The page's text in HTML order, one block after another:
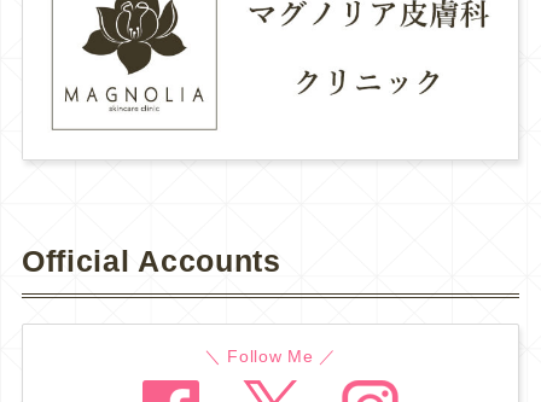
Official Accounts
＼ Follow Me ／